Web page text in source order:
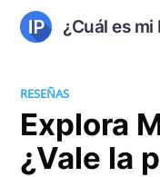
¿Cuál es mi
RESEÑAS
Explora
¿Vale la